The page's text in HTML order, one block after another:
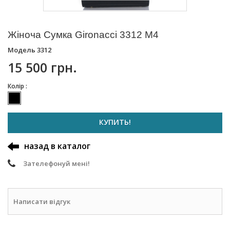
Жіноча Сумка Gironacci 3312 M4
Модель 3312
15 500 грн.
Колір :
КУПИТЬ!
назад в каталог
Зателефонуй мені!
Написати відгук